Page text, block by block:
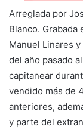
Arreglada por
Blanco.
Manuel Linares
del año pasado
capitanear
vendido más de
anteriores,
y parte del